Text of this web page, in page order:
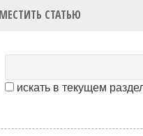
СТАТЬЮ
искать в текущем